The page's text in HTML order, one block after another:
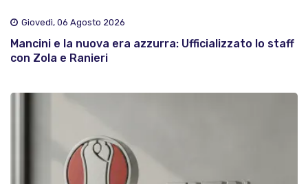
Giovedì, 06 Agosto 2026
Mancini e la nuova era azzurra: Ufficializzato lo staff
con Zola e Ranieri